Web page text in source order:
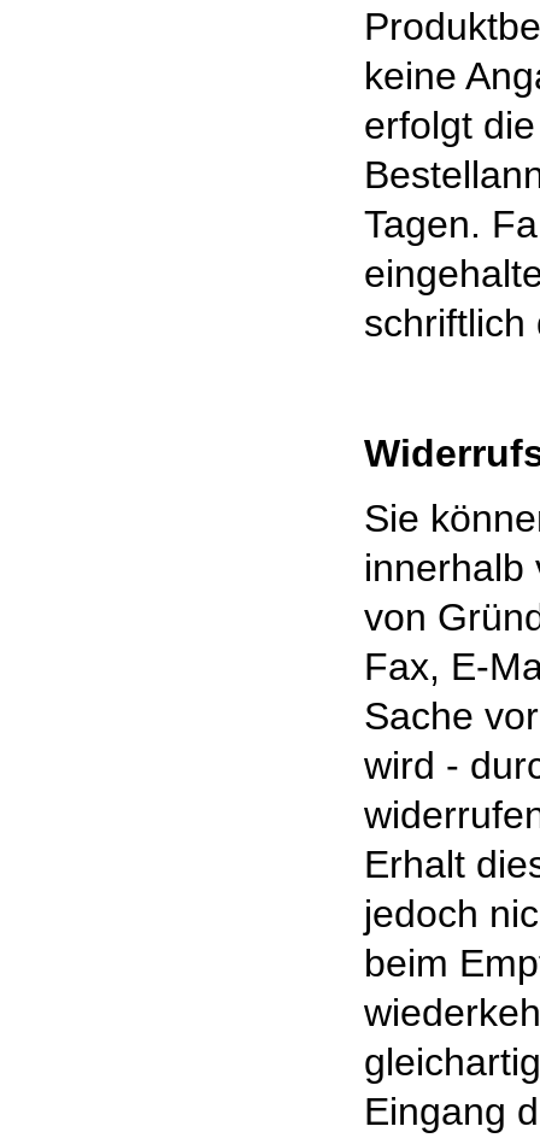
keine
erfolgt
Tagen.
Sie
innerhalb
von
Fax, E-
Sache
wird -
Erhalt
jedoch
beim
Eingang